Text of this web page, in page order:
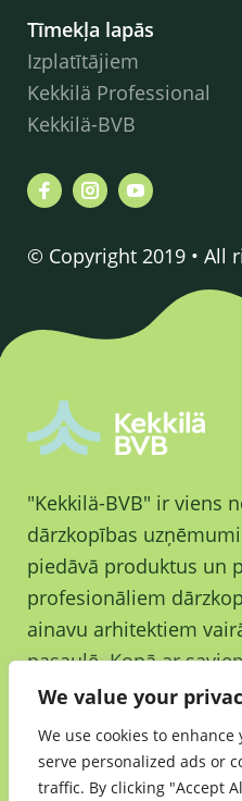
We value your
We use cookies to
serve personalized ads or
traffic. By clicking "Accept
Tīmekļa lapās
Izplatītājiem
Kekkilä Professional
Kekkilä-BVB
© Copyright 2019 • All
"Kekkilä-BVB" ir viens
dārzkopības
piedāvā produktus un
profesionāliem
ainavu arhitektiem
pasaulē. Kopā ar
un augam labākai